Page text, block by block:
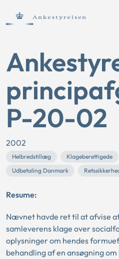
P-20-02
2002
Helbredstillæg Klageberettigede
Udbetaling Danmark
Resume:
Nævnet havde ret til at afvise
samleverens klage over
oplysninger om hendes
behandling af en ansøgning